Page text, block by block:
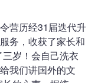
营历经31届迭代升
务，收获了家长和
岁！会自己洗衣
我们讲国外的文